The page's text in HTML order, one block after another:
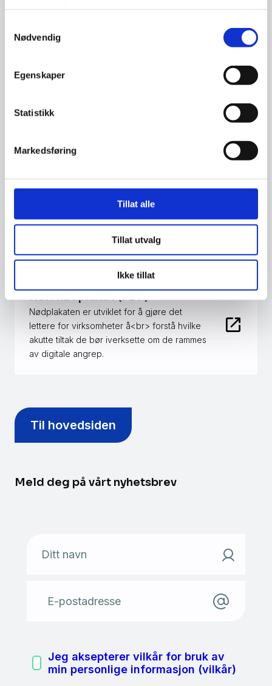
Nødvendig
Egenskaper
Statistikk
Markedsføring
Tillat alle
Tillat utvalg
Ikke tillat
sikkerhetsmyndighet.
norske virksomheter kan sjekke egen digital
Øvingsportal som skal bidra til at alle
innen digital sikkerhet.
NSR mørketalls-undersøkelse
Årlig undersøkelse som kartlegger IT-
tilstanden i privat og offentlig næringsliv.
NSR nødplakat (PDF)
Nødplakaten er utviklet for å gjøre det
lettere for virksomheter å<br> forstå hvilke
akutte tiltak de bør iverksette om de rammes
av digitale angrep.
Til hovedsiden
Meld deg på vårt nyhetsbrev
Ditt navn
E-postadresse
Jeg aksepterer vilkår for bruk av
min personlige informasjon (vilkår)